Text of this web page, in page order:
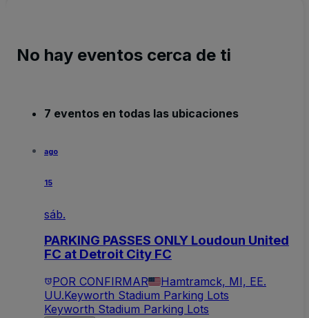
No hay eventos cerca de ti
7 eventos en todas las ubicaciones
ago
15
sáb.
PARKING PASSES ONLY Loudoun United
FC at Detroit City FC
POR CONFIRMAR
Hamtramck, MI, EE.
UU.Keyworth Stadium Parking Lots
Keyworth Stadium Parking Lots